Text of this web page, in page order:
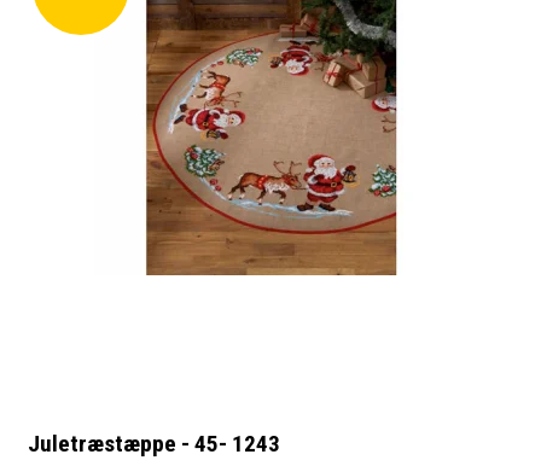
Juletræstæppe - 45- 1243